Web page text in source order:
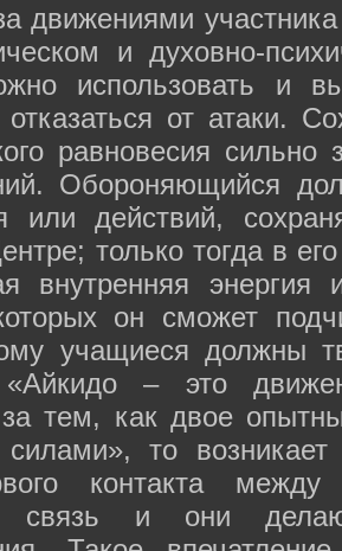
движениями
и духовно-
использовать и
отказаться от атаки.
равновесия сильно
Обороняющийся
или действий,
только тогда в
внутренняя
он сможет
учащиеся должны
– это
тем, как двое
то возникает
контакта
связь и они